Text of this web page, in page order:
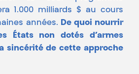
1.000 milliards $ au cours
années. De quoi nourrir
États non dotés d’armes
sincérité de cette approche